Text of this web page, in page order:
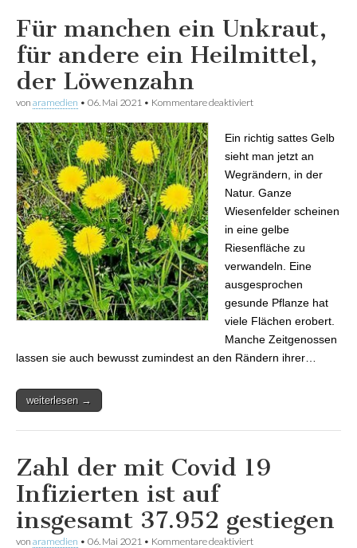
Für manchen ein Unkraut,
für andere ein Heilmittel,
der Löwenzahn
von aramedien • 06. Mai 2021 • Kommentare deaktiviert
Löwenzahn
Ein richtig sattes Gelb
sieht man jetzt an
Wegrändern, in der
Natur. Ganze
Wiesenfelder scheinen
in eine gelbe
Riesenfläche zu
verwandeln. Eine
ausgesprochen
gesunde Pflanze hat
viele Flächen erobert.
Manche Zeitgenossen
lassen sie auch bewusst zumindest an den Rändern ihrer…
weiterlesen →
Zahl der mit Covid 19
Infizierten ist auf
insgesamt 37.952 gestiegen
von aramedien • 06. Mai 2021 • Kommentare deaktiviert